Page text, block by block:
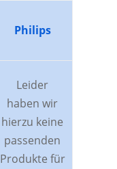
Philips
Leider
haben wir
hierzu keine
passenden
Produkte für